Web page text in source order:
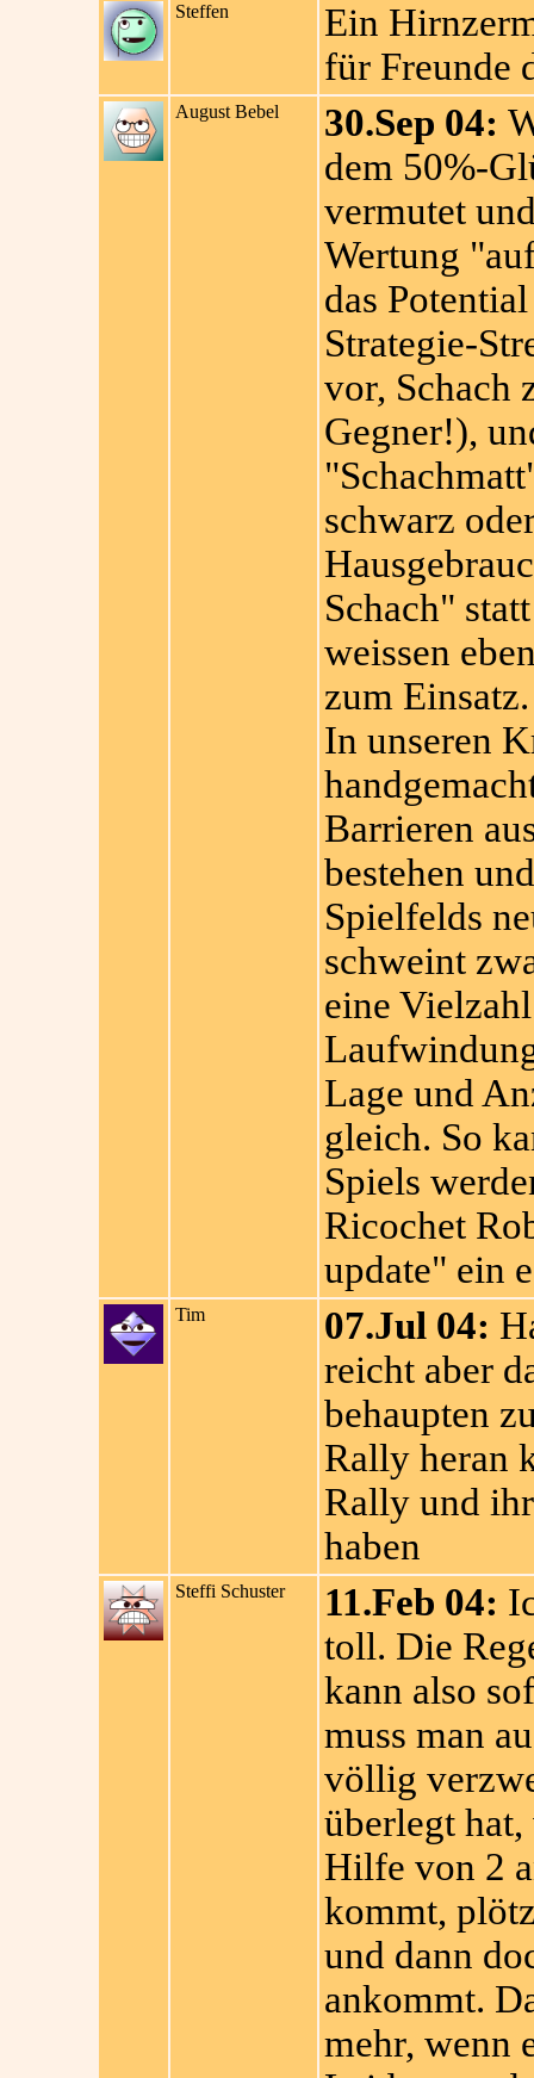
Steffen
Ein
für Freunde
August Bebel 30.Sep 04:
dem 50%-
vermutet
Wertung
das
Strategie-
vor, Schach
Gegner!),
schwarz
Schach"
weissen
zum Einsatz.
In unseren
Barrieren
bestehen
Spielfelds
schweint
eine
Lage und
gleich. So
Spiels
Ricochet
update" ein
Tim 07.Jul 04:
reicht aber
behaupten
Rally heran
Rally und
haben
Steffi Schuster 11.Feb 04:
toll. Die
kann also
muss man
völlig
überlegt
Hilfe von 2
kommt,
und dann
ankommt.
mehr, wenn